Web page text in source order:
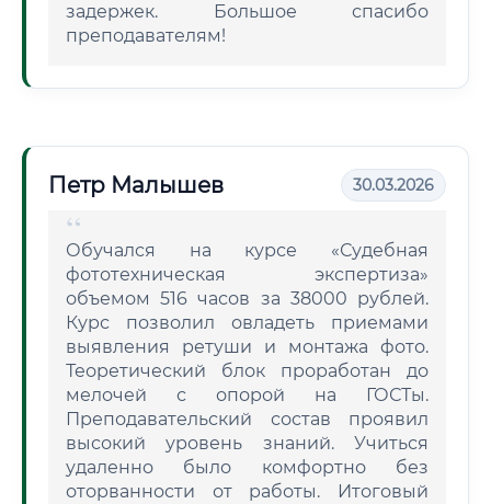
задержек. Большое спасибо
преподавателям!
Петр Малышев 30.03.2026
Обучался на курсе «Судебная
фототехническая экспертиза»
объемом 516 часов за 38000 рублей.
Курс позволил овладеть приемами
выявления ретуши и монтажа фото.
Теоретический блок проработан до
мелочей с опорой на ГОСТы.
Преподавательский состав проявил
высокий уровень знаний. Учиться
удаленно было комфортно без
оторванности от работы. Итоговый